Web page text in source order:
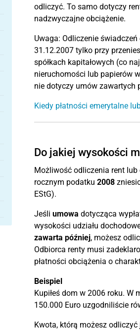
odliczyć. To samo dotyczy
nadzwyczajne obciążenie.
Uwaga: Odliczenie
31.12.2007 tylko przy
spółkach kapitałowych (co
nieruchomości lub papierów
nie dotyczy umów zawartych
Kiedy płatności emerytalne
Do jakiej wysokości
Możliwość odliczenia rent lub
rocznym podatku 2008
EStG).
Jeśli umowa dotycząca
wysokości udziału
zawarta później, możesz
Odbiorca renty musi
płatności obciążenia o
Beispiel
Kupiłeś dom w 2006 roku. W
150.000 Euro uzgodniliście
Kwota, którą możesz odliczyć